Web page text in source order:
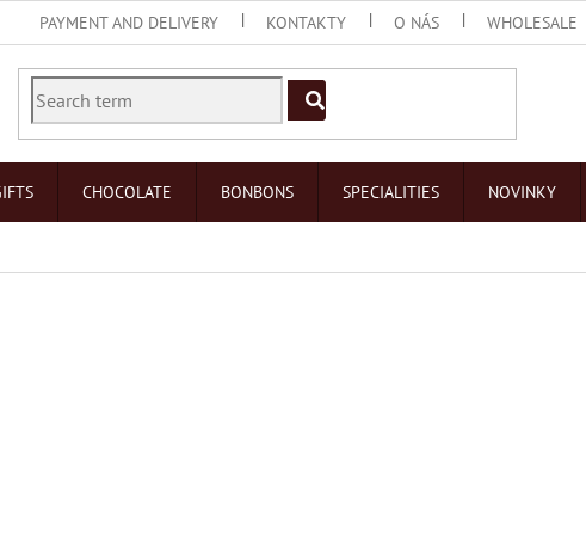
PAYMENT AND DELIVERY KONTAKTY O NÁS WHOLESALE
CHOCOLATE BONBONS SPECIALITIES NOVINKY